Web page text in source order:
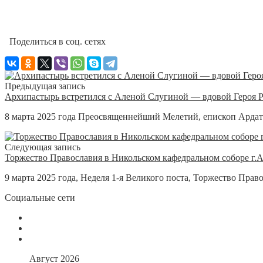
Поделиться в соц. сетях
Предыдущая запись
Архипастырь встретился с Аленой Слугиной — вдовой Героя
8 марта 2025 года Преосвященнейший Мелетий, епископ
Следующая запись
Торжество Православия в Никольском кафедральном соборе
9 марта 2025 года, Неделя 1-я Великого поста, Торжество
Социальные сети
Август 2026